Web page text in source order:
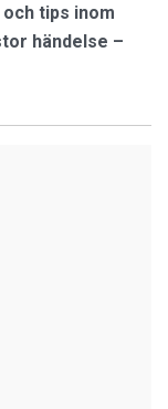
tips inom
händelse –